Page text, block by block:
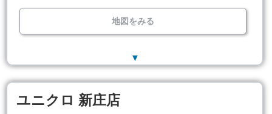
地図をみる
▼
ユニクロ 新庄店